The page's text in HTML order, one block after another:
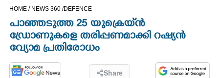
CINEMA
OPINION
PHOTOS
HOME / NEWS 360 /DEFENCE
പാഞ്ഞടുത്ത 25 യുക്രെയ്‌ൻ
ഡ്രോണുകളെ തരിപ്പണമാക്കി റഷ്യൻ
വ്യോമ പ്രതിരോധം
Share